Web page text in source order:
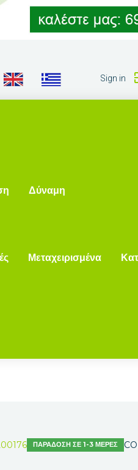
Sign in
Δύναμη
Μεταχειρισμένα
ΠΑΡΆΔΟΣΗ ΣΕ 1-3 ΜΈΡΕΣ